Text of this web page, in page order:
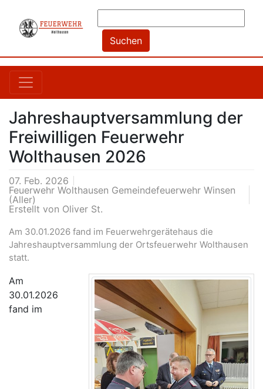
Jahreshauptversammlung der
Freiwilligen Feuerwehr
Wolthausen 2026
07. Feb. 2026
Feuerwehr Wolthausen Gemeindefeuerwehr Winsen
(Aller)
Erstellt von Oliver St.
Am 30.01.2026 fand im Feuerwehrgerätehaus die
Jahreshauptversammlung der Ortsfeuerwehr Wolthausen
statt.
Am
30.01.2026
fand im